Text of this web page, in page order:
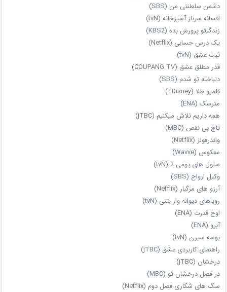
دشمن سلطنتی من (SBS)
افسانه سرباز آشپزخانه (tvN)
زندگیتو پرورش بده (KBS2)
یک درس حسابی (Netflix)
ثبت عشق (tvN)
قدر مطلق عشق (COUPANG TV)
دلباخته تو شدم (SBS)
قلمرو طلا (Disney+)
مترسک (ENA)
همه داریم تلاش میکنیم (jTBC)
تاج بی‌ نقص (MBC)
واندرفولز (Netflix)
معکوس (Wavve)
سلول های یومی 3 (tvN)
وکیل ارواح (SBS)
آرزو های مرگبار (Netflix)
رویاهای دیوانه‌ وار بتنی (tvN)
اوج قدرت (ENA)
آبرو (ENA)
بوسه سیرن (tvN)
راهنمای کاربردی عشق (jTBC)
درخشان (jTBC)
در فصل درخشان تو (MBC)
سگ های شکاری فصل دوم (Netflix)